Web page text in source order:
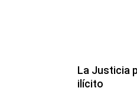
La Justicia
ilícito